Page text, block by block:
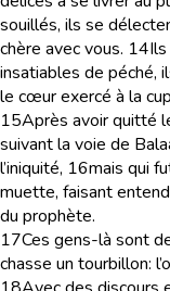
souillés, ils se
chère avec vous. 14
insatiables de péché,
le cœur exercé à la
15Après avoir quitté
suivant la voie de
l’iniquité, 16mais qui
muette, faisant
du prophète.
17Ces gens-là sont
chasse un tourbillon: